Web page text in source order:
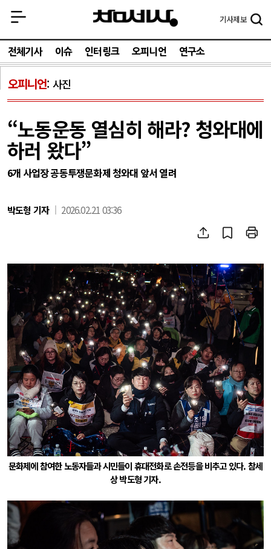
기사제보
전체기사 이슈 인터링크 오피니언 연구소
오피니언 사진
“노동운동 열심히 해라? 청와대에
하러 왔다”
6개 사업장 공동투쟁문화제 청와대 앞서 열려
박도형 기자 2026.02.21 03:36
문화제에 참여한 노동자들과 시민들이 휴대전화로 손전등을 비추고 있다. 참세
상 박도형 기자.